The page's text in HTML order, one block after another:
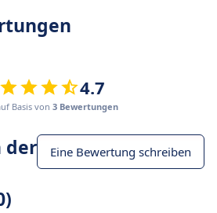
4.7
Basis von 3 Bewertungen
der
Eine Bewertung schreiben